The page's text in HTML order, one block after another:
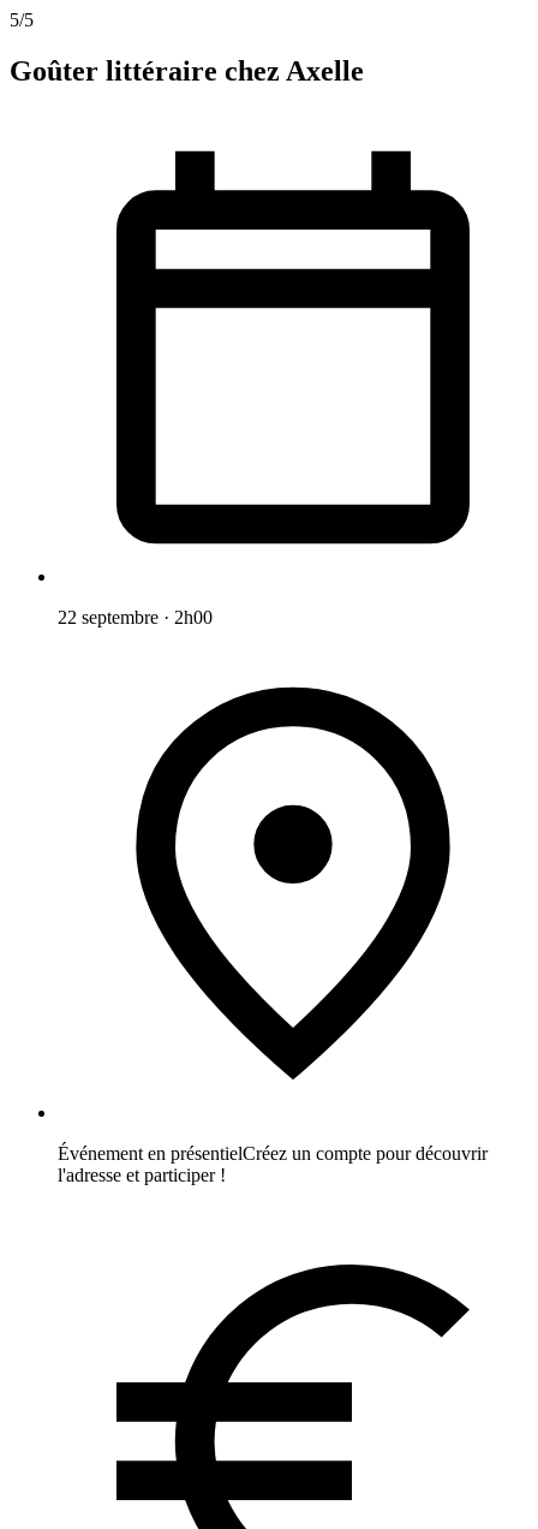
5/5
Goûter littéraire chez Axelle
22 septembre · 2h00
Événement en présentielCréez un compte pour découvrir
l'adresse et participer !